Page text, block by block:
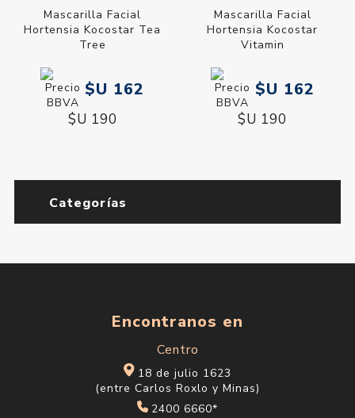
Mascarilla Facial
Hortensia Kocostar Tea
Tree
$U 162
$U 190
Mascarilla Facial
Hortensia Kocostar
Vitamin
$U 162
$U 190
Categorías
Encontranos en
Centro
18 de julio 1623
(entre Carlos Roxlo y Minas)
2400 6660*